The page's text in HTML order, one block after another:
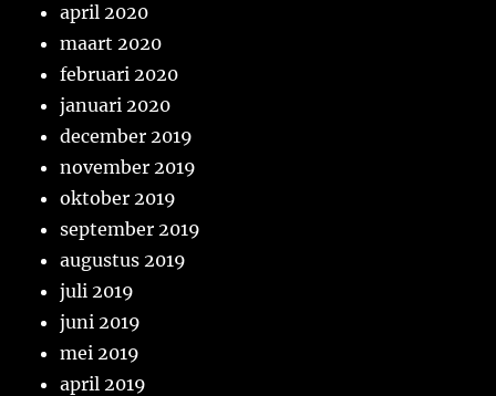
april 2020
maart 2020
februari 2020
januari 2020
december 2019
november 2019
oktober 2019
september 2019
augustus 2019
juli 2019
juni 2019
mei 2019
april 2019